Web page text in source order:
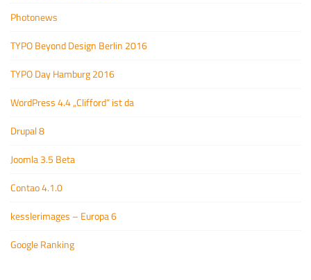
Photonews
TYPO Beyond Design Berlin 2016
TYPO Day Hamburg 2016
WordPress 4.4 „Clifford“ ist da
Drupal 8
Joomla 3.5 Beta
Contao 4.1.0
kesslerimages – Europa 6
Google Ranking